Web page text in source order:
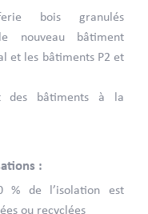
bois granulés
nouveau bâtiment
et les bâtiments P2 et
des bâtiments à la
:
% de l’isolation est
ou recyclées